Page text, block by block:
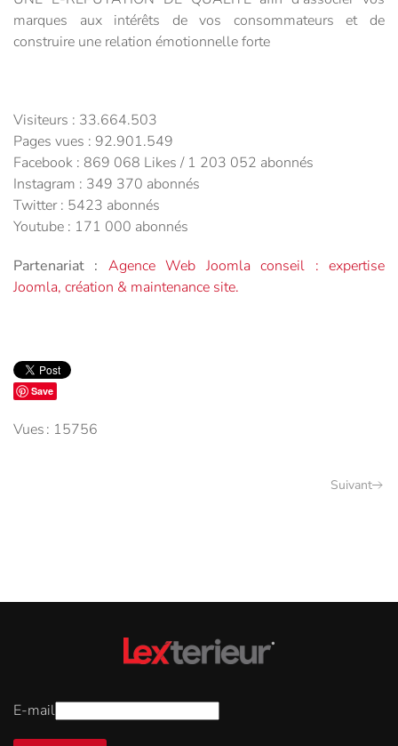
marques aux intérêts de vos consommateurs et de
construire une relation émotionnelle forte
Visiteurs : 33.664.503
Pages vues : 92.901.549
Facebook : 869 068 Likes / 1 203 052 abonnés
Instagram : 349 370 abonnés
Twitter : 5423 abonnés
Youtube : 171 000 abonnés
Partenariat : Agence Web Joomla conseil : expertise
Joomla, création & maintenance site.
Save
Vues : 15756
Suivant
E-mail